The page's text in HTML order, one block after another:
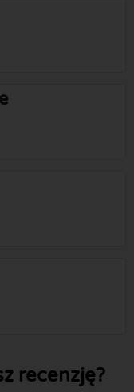
recenzję?